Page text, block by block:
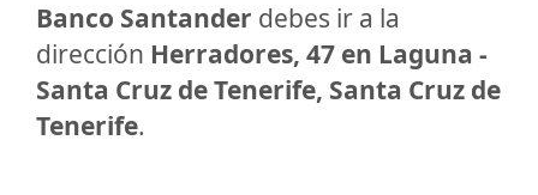
Banco Santander debes ir a la
dirección Herradores, 47 en Laguna -
Santa Cruz de Tenerife, Santa Cruz de
Tenerife.